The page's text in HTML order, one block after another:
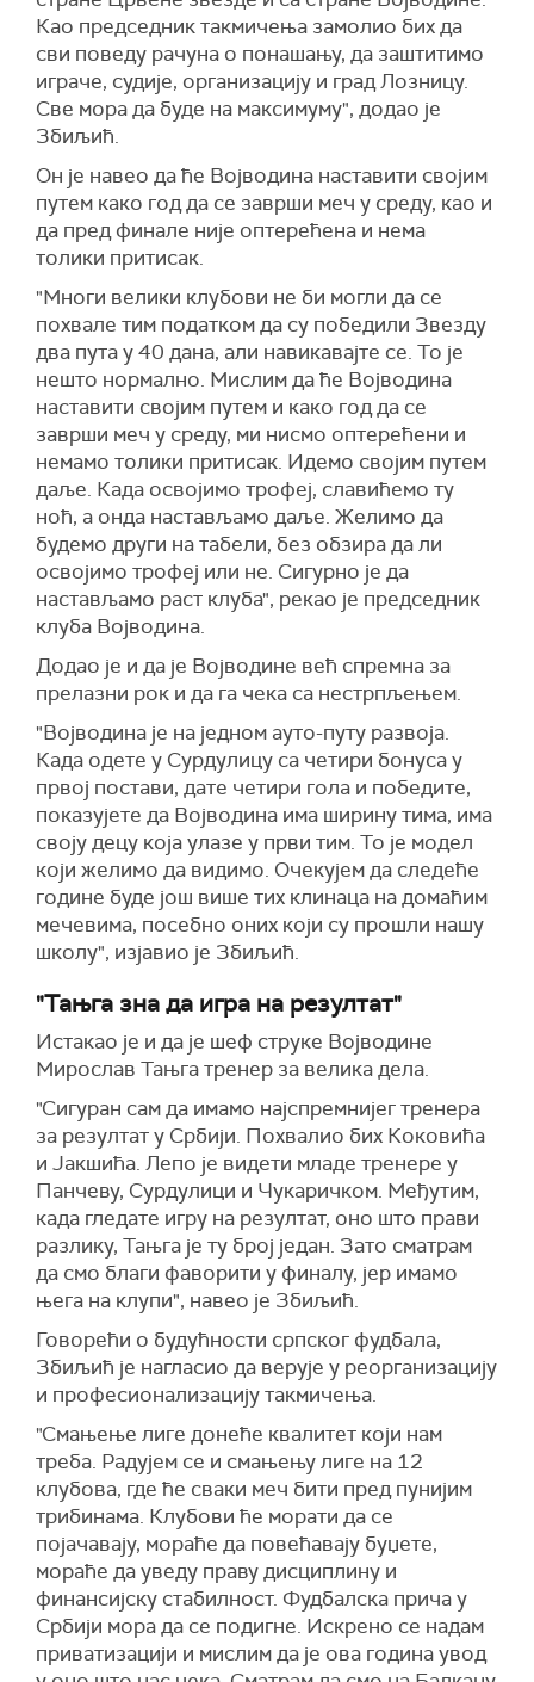
Као председник такмичења замолио бих да
сви поведу рачуна о понашању, да заштитимо
играче, судије, организацију и град Лозницу.
Све мора да буде на максимуму", додао је
Збиљић.
Он је навео да ће Војводина наставити својим
путем како год да се заврши меч у среду, као и
да пред финале није оптерећена и нема
толики притисак.
"Многи велики клубови не би могли да се
похвале тим податком да су победили Звезду
два пута у 40 дана, али навикавајте се. То је
нешто нормално. Мислим да ће Војводина
наставити својим путем и како год да се
заврши меч у среду, ми нисмо оптерећени и
немамо толики притисак. Идемо својим путем
даље. Када освојимо трофеј, славићемо ту
ноћ, а онда настављамо даље. Желимо да
будемо други на табели, без обзира да ли
освојимо трофеј или не. Сигурно је да
настављамо раст клуба", рекао је председник
клуба Војводина.
Додао је и да је Војводине већ спремна за
прелазни рок и да га чека са нестрпљењем.
"Војводина је на једном ауто-путу развоја.
Када одете у Сурдулицу са четири бонуса у
првој постави, дате четири гола и победите,
показујете да Војводина има ширину тима, има
своју децу која улазе у први тим. То је модел
који желимо да видимо. Очекујем да следеће
године буде још више тих клинаца на домаћим
мечевима, посебно оних који су прошли нашу
школу", изјавио је Збиљић.
"Тањга зна да игра на резултат"
Истакао је и да је шеф струке Војводине
Мирослав Тањга тренер за велика дела.
"Сигуран сам да имамо најспремнијег тренера
за резултат у Србији. Похвалио бих Коковића
и Јакшића. Лепо је видети младе тренере у
Панчеву, Сурдулици и Чукаричком. Међутим,
када гледате игру на резултат, оно што прави
разлику, Тањга је ту број један. Зато сматрам
да смо благи фаворити у финалу, јер имамо
њега на клупи", навео је Збиљић.
Говорећи о будућности српског фудбала,
Збиљић је нагласио да верује у реорганизацију
и професионализацију такмичења.
"Смањење лиге донеће квалитет који нам
треба. Радујем се и смањењу лиге на 12
клубова, где ће сваки меч бити пред пунијим
трибинама. Клубови ће морати да се
појачавају, мораће да повећавају буџете,
мораће да уведу праву дисциплину и
финансијску стабилност. Фудбалска прича у
Србији мора да се подигне. Искрено се надам
приватизацији и мислим да је ова година увод